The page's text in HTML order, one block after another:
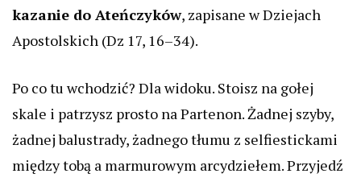
kazanie do Ateńczyków, zapisane w Dziejach
Apostolskich (Dz 17, 16–34).
Po co tu wchodzić? Dla widoku. Stoisz na gołej
skale i patrzysz prosto na Partenon. Żadnej szyby,
żadnej balustrady, żadnego tłumu z selfiestickami
między tobą a marmurowym arcydziełem. Przyjedź